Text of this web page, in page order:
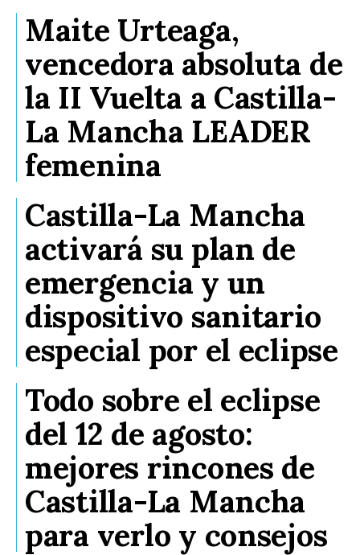
Maite Urteaga,
vencedora absoluta de
la II Vuelta a Castilla-
La Mancha LEADER
femenina
Castilla-La Mancha
activará su plan de
emergencia y un
dispositivo sanitario
especial por el eclipse
Todo sobre el eclipse
del 12 de agosto:
mejores rincones de
Castilla-La Mancha
para verlo y consejos